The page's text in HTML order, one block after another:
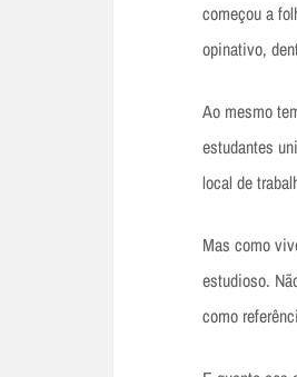
começou a
opinativo,
Ao mesmo
estudantes
local de
Mas como
estudioso.
como